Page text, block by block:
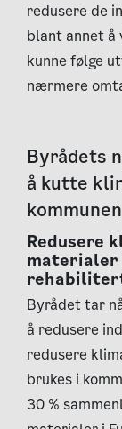
redusere de
blant annet
kunne følge
nærmere
Byrådets
å kutte
kommunen
Redusere
materialer
Byrådet tar
å redusere
redusere
brukes i
30 %